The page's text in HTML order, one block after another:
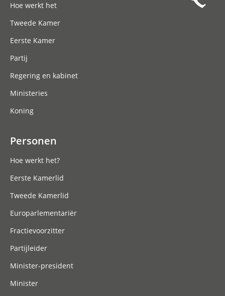
Hoe werkt het
Tweede Kamer
Eerste Kamer
Partij
Regering en kabinet
Ministeries
Koning
Personen
Hoe werkt het?
Eerste Kamerlid
Tweede Kamerlid
Europarlementariër
Fractievoorzitter
Partijleider
Minister-president
Minister